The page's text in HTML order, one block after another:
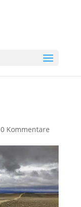
0 Kommentare